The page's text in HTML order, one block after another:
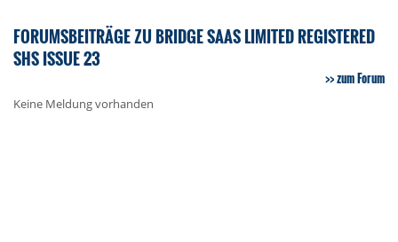
FORUMSBEITRÄGE ZU BRIDGE SAAS LIMITED REGISTERED
SHS ISSUE 23
zum Forum
Keine Meldung vorhanden